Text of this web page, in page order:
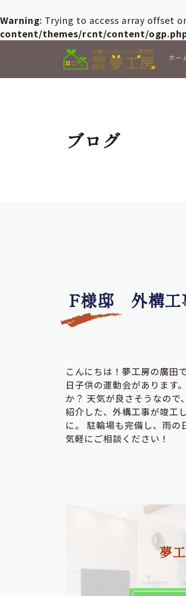
Warning: Trying to access array offset
content/themes/rcnt/content/
ホー
ブログ
F様邸 外構工
こんにちは！夢工房の廣田
日子供の運動会があります
か？ 天気が良さそうなの
紹介した、外構工事が竣工
に。 駐輪場も完備し、雨の
気軽にご相談ください！
夢